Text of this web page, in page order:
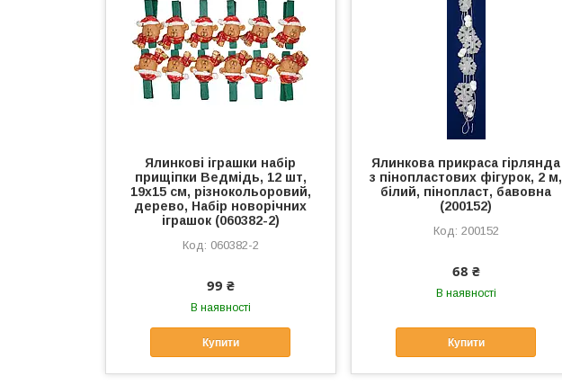
Ялинкові іграшки набір
прищіпки Ведмідь, 12 шт,
19х15 см, різнокольоровий,
дерево, Набір новорічних
іграшок (060382-2)
060382-2
99 ₴
В наявності
Купити
Ялинкова прикраса гірлянда
з пінопластових фігурок, 2 м,
білий, пінопласт, бавовна
(200152)
200152
68 ₴
В наявності
Купити